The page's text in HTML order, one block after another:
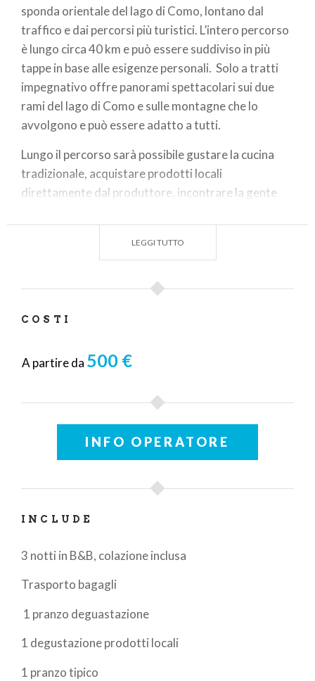
sponda orientale del lago di Como, lontano dal
traffico e dai percorsi più turistici. L’intero percorso
è lungo circa 40 km e può essere suddiviso in più
tappe in base alle esigenze personali. Solo a tratti
impegnativo offre panorami spettacolari sui due
rami del lago di Como e sulle montagne che lo
avvolgono e può essere adatto a tutti.
Lungo il percorso sarà possibile gustare la cucina
tradizionale, acquistare prodotti locali
direttamente dal produttore, incontrare la gente
bel bagno rinfrescante nelle acque cristalline del
Si tratta di un itinerario che vorrebbe incentivare le
economie locali e genuine, le fattorie, i produttori e
allo stesso tempo proporre un modo di conoscere il
più possibile l’utilizzo di mezzi di trasporto e centri
altamente turistici, a contatto con la natura.
LEGGI TUTTO
COSTI
A partire da 500 €
INFO OPERATORE
INCLUDE
3 notti in B&B, colazione inclusa
Trasporto bagagli
1 pranzo deguastazione
1 degustazione prodotti locali
1 pranzo tipico